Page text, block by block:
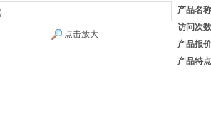
点击放大
产品名
访问次数
产品报
产品特